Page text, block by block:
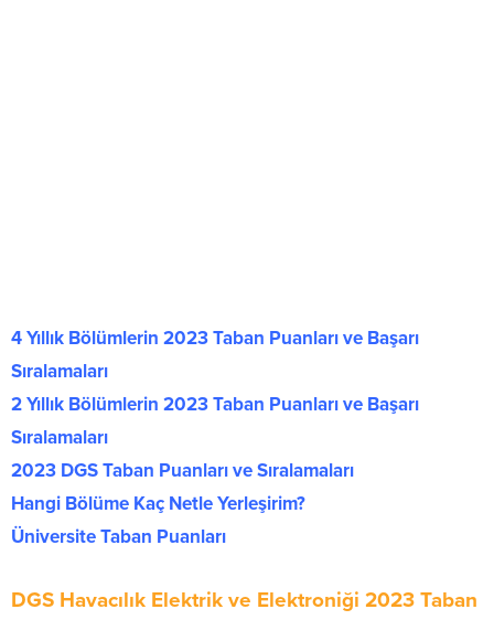
4 Yıllık Bölümlerin 2023 Taban Puanları ve Başarı
Sıralamaları
2 Yıllık Bölümlerin 2023 Taban Puanları ve Başarı
Sıralamaları
2023 DGS Taban Puanları ve Sıralamaları
Hangi Bölüme Kaç Netle Yerleşirim?
Üniversite Taban Puanları
DGS Havacılık Elektrik ve Elektroniği 2023 Taban